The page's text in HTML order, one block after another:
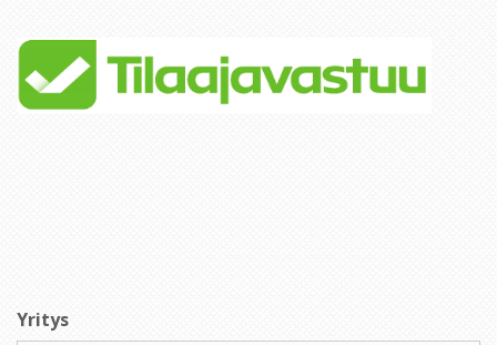
Yritys